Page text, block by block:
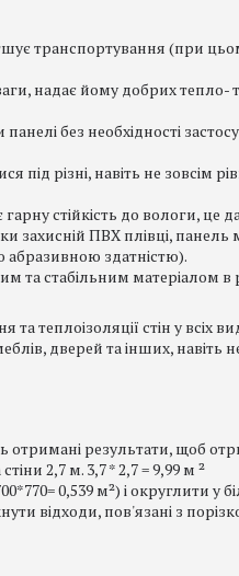
транспортування (при
надає йому добрих тепло-
без необхідності
під різні, навіть не зовсім
стійкість до вологи, це
захисній ПВХ плівці,
здатністю).
та стабільним матеріалом
теплоізоляції стін у всіх
дверей та інших, навіть
отримані результати, щоб
2,7 м. 3,7 * 2,7 = 9,99 м ²
0,539 м²) і округлити у
відходи, пов'язані з